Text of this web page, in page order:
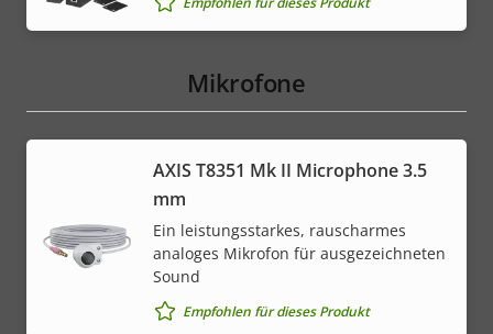
Mikrofone
AXIS T8351 Mk II Microphone 3.5
mm
Ein leistungsstarkes, rauscharmes
analoges Mikrofon für ausgezeichneten
Sound
Empfohlen für dieses Produkt